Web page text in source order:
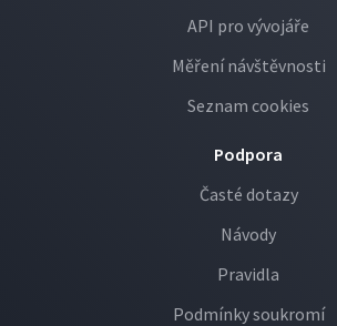
API pro vývojáře
Měření návštěvnosti
Seznam cookies
Podpora
Časté dotazy
Návody
Pravidla
Podmínky soukromí